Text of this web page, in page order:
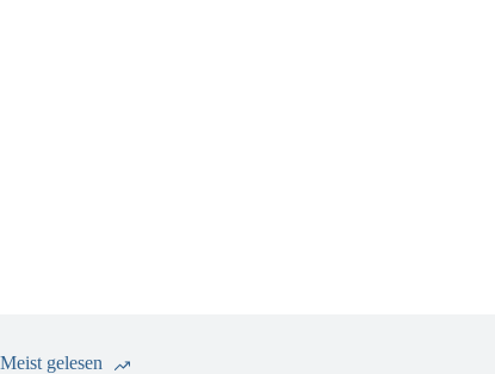
Meist gelesen